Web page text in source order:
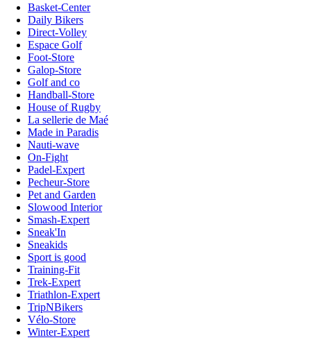
Basket-Center
Daily Bikers
Direct-Volley
Espace Golf
Foot-Store
Galop-Store
Golf and co
Handball-Store
House of Rugby
La sellerie de Maé
Made in Paradis
Nauti-wave
On-Fight
Padel-Expert
Pecheur-Store
Pet and Garden
Slowood Interior
Smash-Expert
Sneak'In
Sneakids
Sport is good
Training-Fit
Trek-Expert
Triathlon-Expert
TripNBikers
Vélo-Store
Winter-Expert